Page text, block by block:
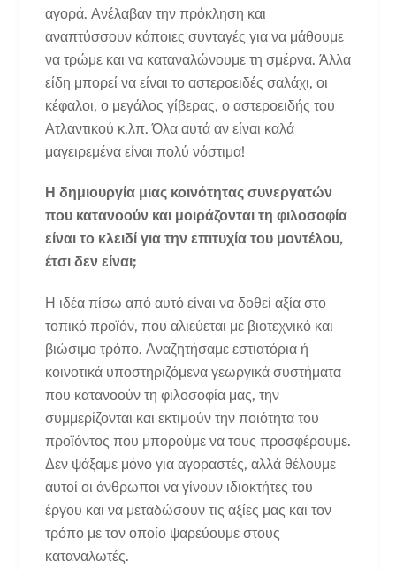
αγορά. Ανέλαβαν την πρόκληση και
αναπτύσσουν κάποιες συνταγές για να μάθουμε
να τρώμε και να καταναλώνουμε τη σμέρνα. Άλλα
είδη μπορεί να είναι το αστεροειδές σαλάχι, οι
κέφαλοι, ο μεγάλος γίβερας, ο αστεροειδής του
Ατλαντικού κ.λπ. Όλα αυτά αν είναι καλά
μαγειρεμένα είναι πολύ νόστιμα!
Η δημιουργία μιας κοινότητας συνεργατών
που κατανοούν και μοιράζονται τη φιλοσοφία
είναι το κλειδί για την επιτυχία του μοντέλου,
έτσι δεν είναι;
Η ιδέα πίσω από αυτό είναι να δοθεί αξία στο
τοπικό προϊόν, που αλιεύεται με βιοτεχνικό και
βιώσιμο τρόπο. Αναζητήσαμε εστιατόρια ή
κοινοτικά υποστηριζόμενα γεωργικά συστήματα
που κατανοούν τη φιλοσοφία μας, την
συμμερίζονται και εκτιμούν την ποιότητα του
προϊόντος που μπορούμε να τους προσφέρουμε.
Δεν ψάξαμε μόνο για αγοραστές, αλλά θέλουμε
αυτοί οι άνθρωποι να γίνουν ιδιοκτήτες του
έργου και να μεταδώσουν τις αξίες μας και τον
τρόπο με τον οποίο ψαρεύουμε στους
καταναλωτές.